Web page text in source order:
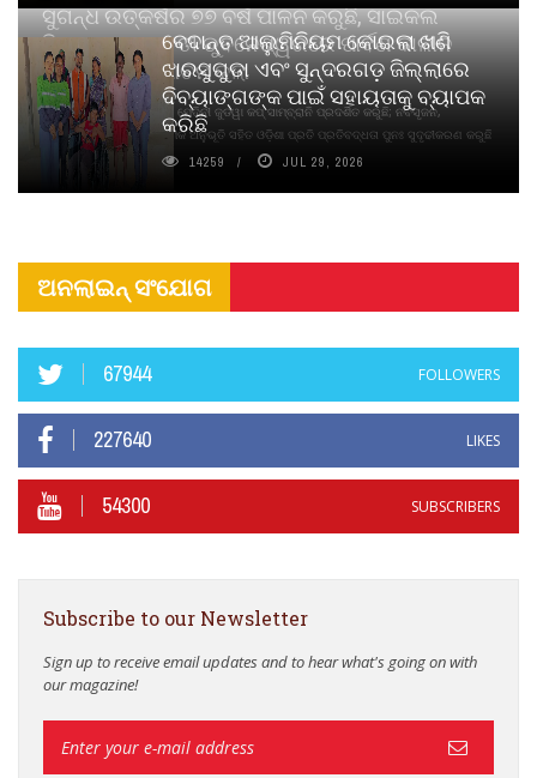
ସୁଗନ୍ଧ ଉତ୍କର୍ଷର ୭୭ ବର୍ଷ ପାଳନ କରୁଛି, ସାଇକଲ
ପିୟୋର୍‌ ଅଗରବତୀ ଭୁବନେଶ୍ୱରରେ ପାର୍ବଣ କାଳୀନ
ନବସୃଜନ ଉନ୍ମୋଚନ କଲା
ବାଉଁଶ ବିହୀନ କଠିନ ଧୂପ ଏବଂ ମେଦିନୀ ଜୁଡୱା କପ୍‌ ସାମ୍ବ୍ରାନି ପ୍ରଦର୍ଶିତ କରୁଛି; ନବସୃଜନ,
ଦୀର୍ଘସ୍ଥାୟିତା ଏବଂ ଆଧ୍ୟାତ୍ମିକ ଅନୁଭୂତି ସହିତ ଓଡ଼ିଶା ପ୍ରତି ପ୍ରତିବଦ୍ଧତା ପୁନଃ ସୁଦୃଢୀକରଣ କରୁଛି
ବେଦାନ୍ତ ଆଲୁମିନିୟମ କୋଇଲା ଖଣି
ଝାରସୁଗୁଡା ଏବଂ ସୁନ୍ଦରଗଡ଼ ଜିଲ୍ଲାରେ
ଦିବ୍ୟାଙ୍ଗଙ୍କ ପାଇଁ ସହାୟତାକୁ ବ୍ୟାପକ
କରିଛି
14259 JUL 29, 2026
ଅନଲାଇନ୍ ସଂଯୋଗ
67944 FOLLOWERS
227640 LIKES
54300 SUBSCRIBERS
Subscribe to our Newsletter
Sign up to receive email updates and to hear what's going on with
our magazine!